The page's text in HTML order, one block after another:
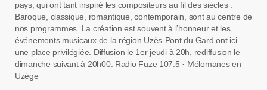
pays, qui ont tant inspiré les compositeurs au fil des siècles .
Baroque, classique, romantique, contemporain, sont au centre de
nos programmes. La création est souvent à l’honneur et les
événements musicaux de la région Uzès-Pont du Gard ont ici
une place privilégiée. Diffusion le 1er jeudi à 20h, rediffusion le
dimanche suivant à 20h00. Radio Fuze 107.5 · Mélomanes en
Uzège